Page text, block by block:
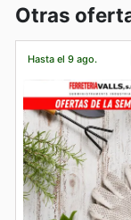
Otras
Hasta el 9 ago.